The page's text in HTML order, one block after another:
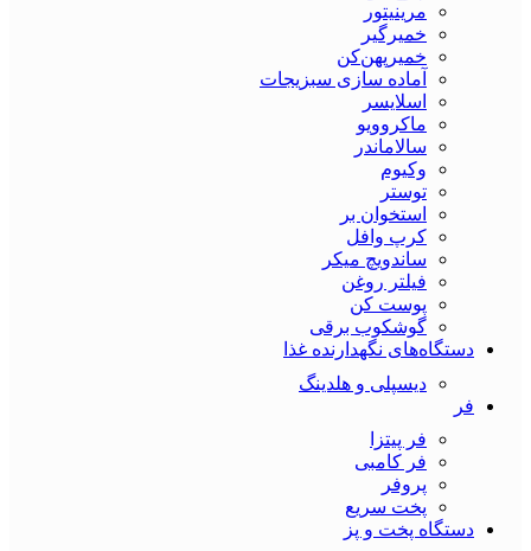
مرینیتور
خمیرگیر
خمیر‌پهن‌کن
آماده سازی سبزیجات
اسلایسر
ماکروویو
سالاماندر
وکیوم
توستر
استخوان بر
کرپ وافل
ساندویچ میکر
فیلتر روغن
پوست کن
گوشکوب برقی
دستگاه‌های نگهدارنده غذا
دیسپلی و هلدینگ
فر
فر پیتزا
فر کامبی
پروفر
پخت سریع
دستگاه‌ پخت و پز